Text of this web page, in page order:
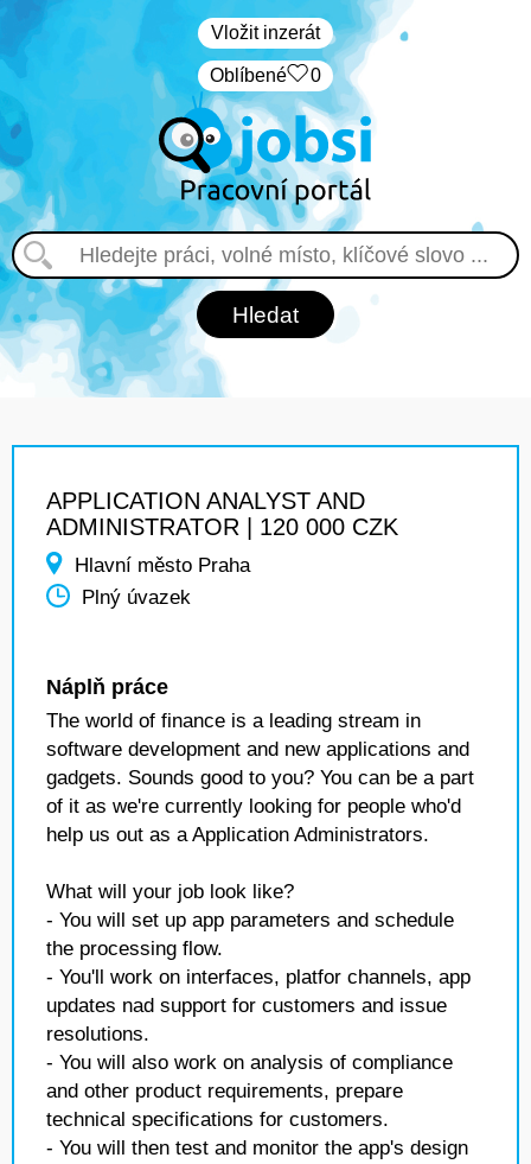
Vložit inzerát
Oblíbené 0
APPLICATION ANALYST AND
ADMINISTRATOR | 120 000 CZK
Hlavní město Praha
Plný úvazek
Náplň práce
The world of finance is a leading stream in
software development and new applications and
gadgets. Sounds good to you? You can be a part
of it as we're currently looking for people who'd
help us out as a Application Administrators.
What will your job look like?
- You will set up app parameters and schedule
the processing flow.
- You'll work on interfaces, platfor channels, app
updates nad support for customers and issue
resolutions.
- You will also work on analysis of compliance
and other product requirements, prepare
technical specifications for customers.
- You will then test and monitor the app's design